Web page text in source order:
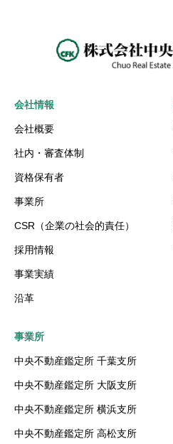
会社情報
会社概要
社内・審査体制
資格保有者
事業所
CSR（企業の社会的責任）
採用情報
事業実績
沿革
事業所
中央不動産鑑定所 千葉支所
中央不動産鑑定所 大阪支所
中央不動産鑑定所 横浜支所
中央不動産鑑定所 高松支所